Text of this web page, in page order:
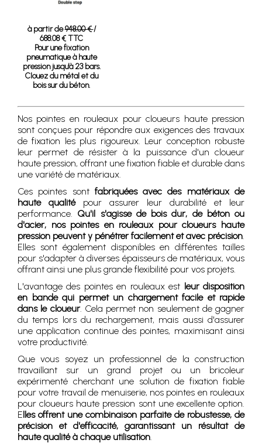
à partir de948.00 €/
688.08 € TTC
Pour une fixation
pneumatique à haute
pression jusqu'à 23 bars.
Clouez du métal et du
bois sur du béton.
Nos pointes en rouleaux pour cloueurs haute pression
sont conçues pour répondre aux exigences des travaux
de fixation les plus rigoureux. Leur conception robuste
leur permet de résister à la puissance d'un cloueur
haute pression, offrant une fixation fiable et durable dans
une variété de matériaux.
Ces pointes sont fabriquées avec des matériaux de
haute qualitépour assurer leur durabilité et leur
performance. Qu'il s'agisse de bois dur, de béton ou
d'acier, nos pointes en rouleaux pour cloueurs haute
pression peuvent y pénétrer facilement et avec précision.
Elles sont également disponibles en différentes tailles
pour s'adapter à diverses épaisseurs de matériaux, vous
offrant ainsi une plus grande flexibilité pour vos projets.
L'avantage des pointes en rouleaux est leur disposition
en bande qui permet un chargement facile et rapide
dans le cloueur. Cela permet non seulement de gagner
du temps lors du rechargement, mais aussi d'assurer
une application continue des pointes, maximisant ainsi
votre productivité.
Que vous soyez un professionnel de la construction
travaillant sur un grand projet ou un bricoleur
expérimenté cherchant une solution de fixation fiable
pour votre travail de menuiserie, nos pointes en rouleaux
pour cloueurs haute pression sont une excellente option.
Elles offrent une combinaison parfaite de robustesse, de
précision et d'efficacité, garantissant un résultat de
haute qualité à chaque utilisation.